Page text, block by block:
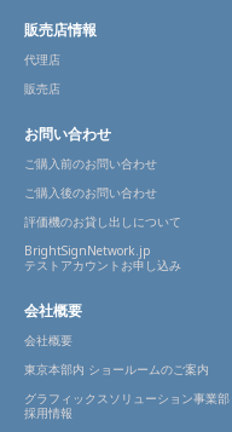
販売店情報
代理店
販売店
お問い合わせ
ご購入前のお問い合わせ
ご購入後のお問い合わせ
評価機のお貸し出しについて
BrightSignNetwork.jp
テストアカウントお申し込み
会社概要
会社概要
東京本部内 ショールームのご案内
グラフィックスソリューション事業部
採用情報